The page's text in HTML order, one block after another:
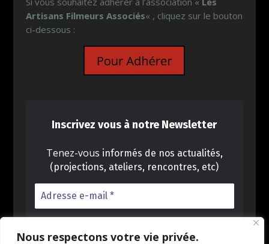
Nous respectons votre vie privée.
Artisans Filmeurs Associés« , cliquez sur le bouton
ci-dessous :
Inscrivez vous à notre Newsletter
Tenez-vous informés de nos actualités,
(projections, ateliers, rencontres, etc)